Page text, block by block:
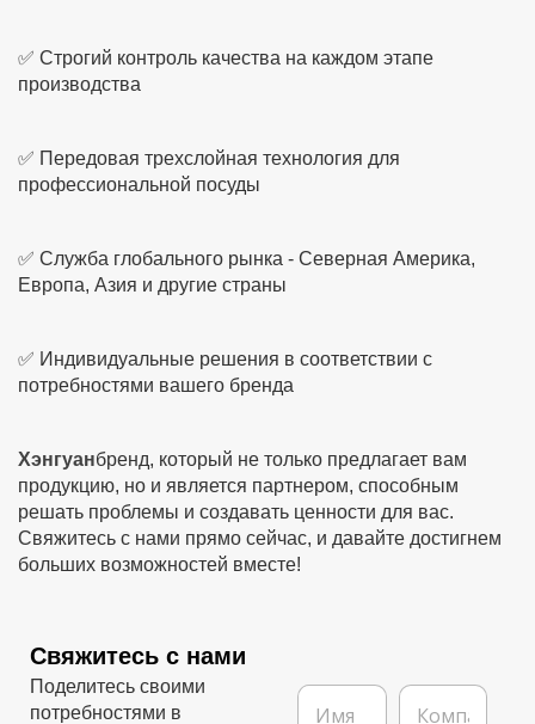
✅ Строгий контроль качества на каждом этапе
производства
✅ Передовая трехслойная технология для
профессиональной посуды
✅ Служба глобального рынка - Северная Америка,
Европа, Азия и другие страны
✅ Индивидуальные решения в соответствии с
потребностями вашего бренда
Хэнгуанбренд, который не только предлагает вам
продукцию, но и является партнером, способным
решать проблемы и создавать ценности для вас.
Свяжитесь с нами прямо сейчас, и давайте достигнем
больших возможностей вместе!
Свяжитесь с нами
Поделитесь своими
потребностями в
И
К